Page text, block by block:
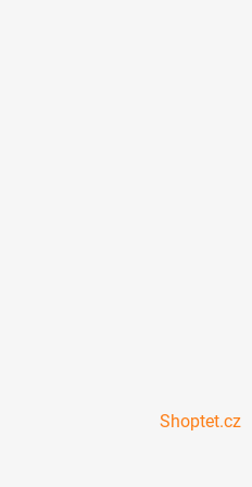
Shoptet.cz